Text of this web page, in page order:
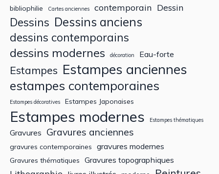
bibliophilie Cartes anciennes contemporain Dessin
Dessins Dessins anciens
dessins contemporains
dessins modernes décoration Eau-forte
Estampes Estampes anciennes
estampes contemporaines
Estampes décoratives Estampes Japonaises
Estampes modernes Estampes thématiques
Gravures Gravures anciennes
gravures contemporaines gravures modernes
Gravures thématiques Gravures topographiques